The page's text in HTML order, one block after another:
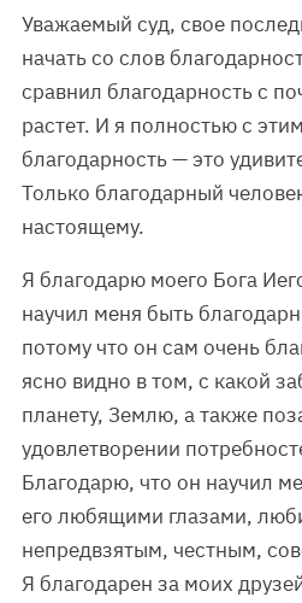
Уважаемый суд, свое
начать со слов
сравнил благодарность с
растет. И я полностью с
благодарность — это
Только благодарный
настоящему.
Я благодарю моего Бога
научил меня быть
потому что он сам очень
ясно видно в том, с какой
планету, Землю, а также
удовлетворении
Благодарю, что он научил
его любящими глазами,
непредвзятым, честным,
Я благодарен за моих